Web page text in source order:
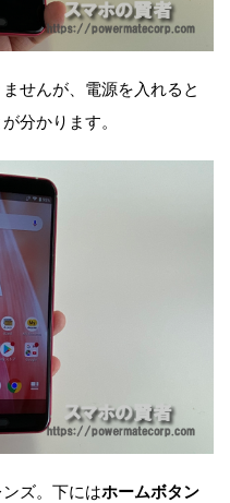
せんが、電源を入れると
分かります。
ズ。下にはホームボタン